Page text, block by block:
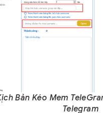
Bản Kéo Mem
Telegram